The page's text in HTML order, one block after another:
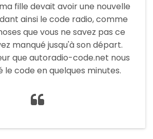
fille devait avoir une nouvelle
ainsi le code radio, comme
que vous ne savez pas ce
manqué jusqu'à son départ.
que autoradio-code.net nous
le code en quelques minutes.